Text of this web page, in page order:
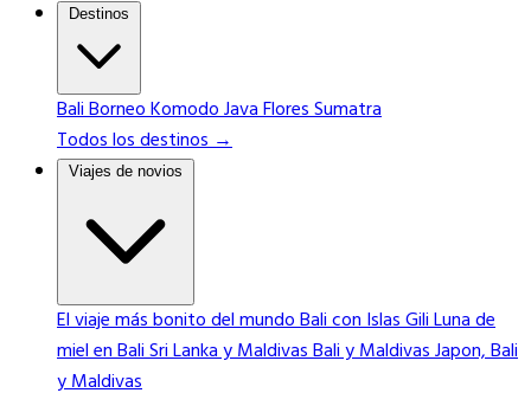
Destinos
BaliBorneoKomodoJavaFloresSumatra
Todos los destinos →
Viajes de novios
El viaje más bonito del mundoBali con Islas GiliLuna de
miel en BaliSri Lanka y MaldivasBali y MaldivasJapon, Bali
y Maldivas